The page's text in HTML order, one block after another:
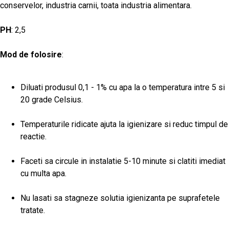
conservelor, industria carnii, toata industria alimentara.
PH: 2,5
Mod de folosire:
Diluati produsul 0,1 - 1% cu apa la o temperatura intre 5 si
20 grade Celsius.
Temperaturile ridicate ajuta la igienizare si reduc timpul de
reactie.
Faceti sa circule in instalatie 5-10 minute si clatiti imediat
cu multa apa.
Nu lasati sa stagneze solutia igienizanta pe suprafetele
tratate.